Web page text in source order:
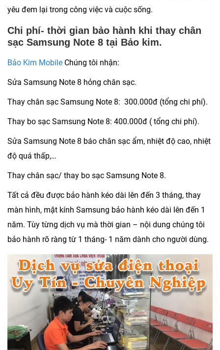
yêu đem lại trong công việc và cuộc sống.
Chi phí- thời gian bảo hành khi thay chân
sạc Samsung Note 8 tại Bảo kim.
Bảo Kim Mobile Chúng tôi nhận:
Sửa Samsung Note 8 hỏng chân sạc.
Thay chân sạc Samsung Note 8: 300.000đ (tổng chi phí).
Thay bo sạc Samsung Note 8: 400.000đ ( tổng chi phí).
Sửa Samsung Note 8 báo chân sạc ẩm, nhiệt độ cao, nhiệt
độ quá thấp,…
Thay chân sạc/ thay bo sạc Samsung Note 8.
Tất cả đều được bảo hành kéo dài lên đến 3 tháng, thay
màn hình, mặt kính Samsung bảo hành kéo dài lên đến 1
năm. Tùy từng dịch vụ mà thời gian – nội dung chúng tôi
bảo hành rõ ràng từ 1 tháng- 1 năm dành cho người dùng.